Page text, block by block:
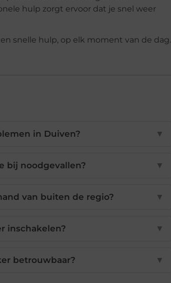
hulp zorgt ervoor dat je snel weer
snelle hulp, op elk moment van de dag.
in Duiven? ▼
bij noodgevallen? ▼
van buiten de regio? ▼
inschakelen? ▼
betrouwbaar? ▼